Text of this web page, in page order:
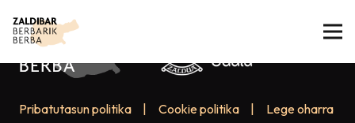
Pribatutasun politika Cookie politika Lege oharra